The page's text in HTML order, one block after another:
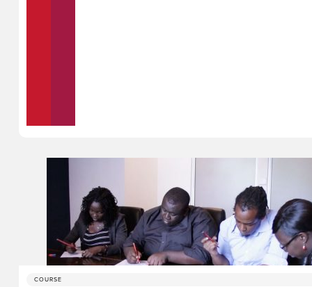
COURSE